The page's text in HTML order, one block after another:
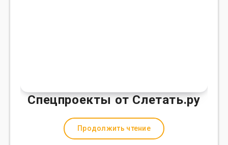
Спецпроекты от Слетать.ру
Продолжить чтение